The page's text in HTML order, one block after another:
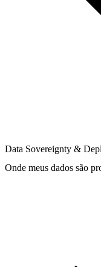
Data Sovereignty &
Onde meus dados são